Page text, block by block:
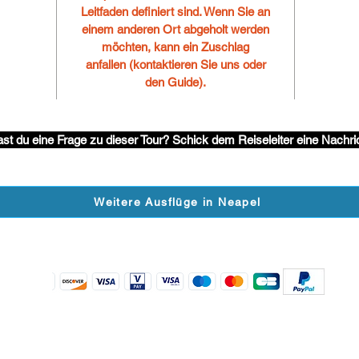
Leitfaden definiert sind.Wenn Sie an
einem anderen Ort abgeholt werden
möchten, kann ein Zuschlag
anfallen (kontaktieren Sie uns oder
den Guide).
du eine Frage zu dieser Tour? Schick dem Reiseleiter eine
Weitere Ausflüge in Neapel